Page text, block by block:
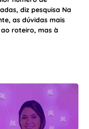
setor
diz pesquisa Na
as dúvidas mais
roteiro, mas à